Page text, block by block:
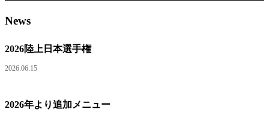
News
2026陸上日本選手権
2026.06.15
2026年より追加メニュー